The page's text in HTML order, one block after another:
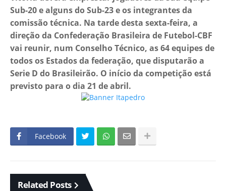
Sub-20 e alguns do Sub-23 e os integrantes da
comissão técnica. Na tarde desta sexta-feira, a
direção da Confederação Brasileira de Futebol-CBF
vai reunir, num Conselho Técnico, as 64 equipes de
todos os Estados da federação, que disputarão a
Serie D do Brasileirão. O início da competição está
previsto para o dia 21 de abril.
Facebook
Related Posts